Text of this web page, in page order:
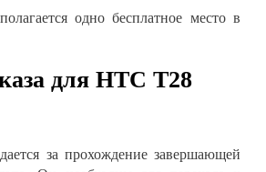
одно бесплатное место в
для HTC T28
за прохождение завершающей